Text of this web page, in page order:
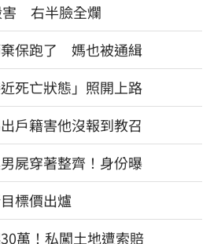
害 右半臉全爛
保跑了 媽也被通緝
死亡狀態」照開上路
戶籍害他沒報到教召
屍穿著整齊！身份曝
標價出爐
萬！私闖土地遭索賠